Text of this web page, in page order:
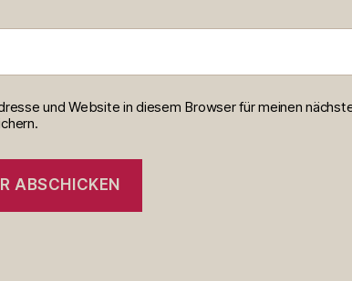
und Website in diesem Browser für meinen